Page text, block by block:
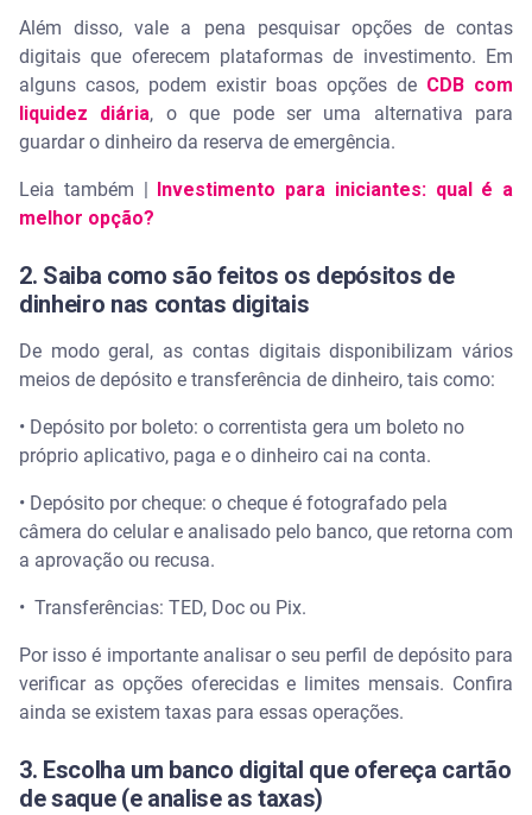
Além disso, vale a pena pesquisar opções de contas
digitais que oferecem plataformas de investimento. Em
alguns casos, podem existir boas opções de CDB com
liquidez diária, o que pode ser uma alternativa para
guardar o dinheiro da reserva de emergência.
Leia também |
Investimento para iniciantes: qual é a
melhor opção?
2. Saiba como são feitos os depósitos de
dinheiro nas contas digitais
De modo geral, as contas digitais disponibilizam vários
meios de depósito e transferência de dinheiro, tais como:
• Depósito por boleto: o correntista gera um boleto no
próprio aplicativo, paga e o dinheiro cai na conta.
• Depósito por cheque: o cheque é fotografado pela
câmera do celular e analisado pelo banco, que retorna com
a aprovação ou recusa.
• Transferências: TED, Doc ou Pix.
Por isso é importante analisar o seu perfil de depósito para
verificar as opções oferecidas e limites mensais. Confira
ainda se existem taxas para essas operações.
3. Escolha um banco digital que ofereça cartão
de saque (e analise as taxas)